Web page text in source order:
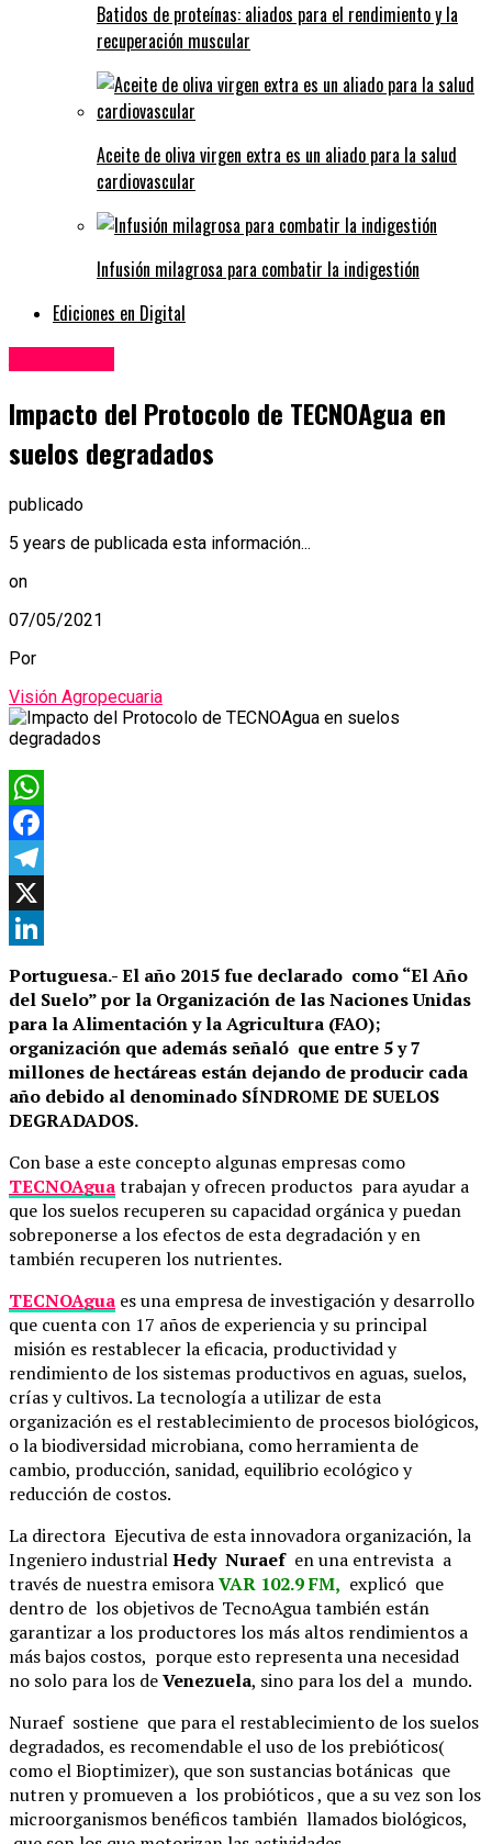
Batidos de proteínas: aliados para el rendimiento y la
recuperación muscular
Aceite de oliva virgen extra es un aliado para la salud
cardiovascular
Infusión milagrosa para combatir la indigestión
Ediciones en Digital
Impacto del Protocolo de TECNOAgua en
suelos degradados
publicado
5 years de publicada esta información...
on
07/05/2021
Por
Visión Agropecuaria
WhatsApp
Facebook
Telegram
X
Portuguesa.- El año 2015 fue declarado como “El Año
del Suelo” por la Organización de las Naciones Unidas
para la Alimentación y la Agricultura (FAO);
organización que además señaló que entre 5 y 7
millones de hectáreas están dejando de producir cada
año debido al denominado SÍNDROME DE SUELOS
DEGRADADOS.
Con base a este concepto algunas empresas como
TECNOAguatrabajan y ofrecen productos para ayudar a
que los suelos recuperen su capacidad orgánica y puedan
sobreponerse a los efectos de esta degradación y en
también recuperen los nutrientes.
TECNOAgua es una empresa de investigación y desarrollo
que cuenta con 17 años de experiencia y su principal
misión es restablecer la eficacia, productividad y
rendimiento de los sistemas productivos en aguas, suelos,
crías y cultivos. La tecnología a utilizar de esta
organización es el restablecimiento de procesos biológicos,
o la biodiversidad microbiana, como herramienta de
cambio, producción, sanidad, equilibrio ecológico y
reducción de costos.
La directora Ejecutiva de esta innovadora organización, la
Ingeniero industrialHedy Nuraefen una entrevista a
través de nuestra emisoraVAR 102.9 FM, explicó que
dentro de los objetivos de TecnoAgua también están
garantizar a los productores los más altos rendimientos a
más bajos costos, porque esto representa una necesidad
no solo para los deVenezuela, sino para los del a mundo.
Nuraef sostiene que para el restablecimiento de los suelos
degradados, es recomendable el uso de los prebióticos(
como el Bioptimizer), que son sustancias botánicas que
nutren y promueven a los probióticos , que a su vez son los
microorganismos benéficos también llamados biológicos,